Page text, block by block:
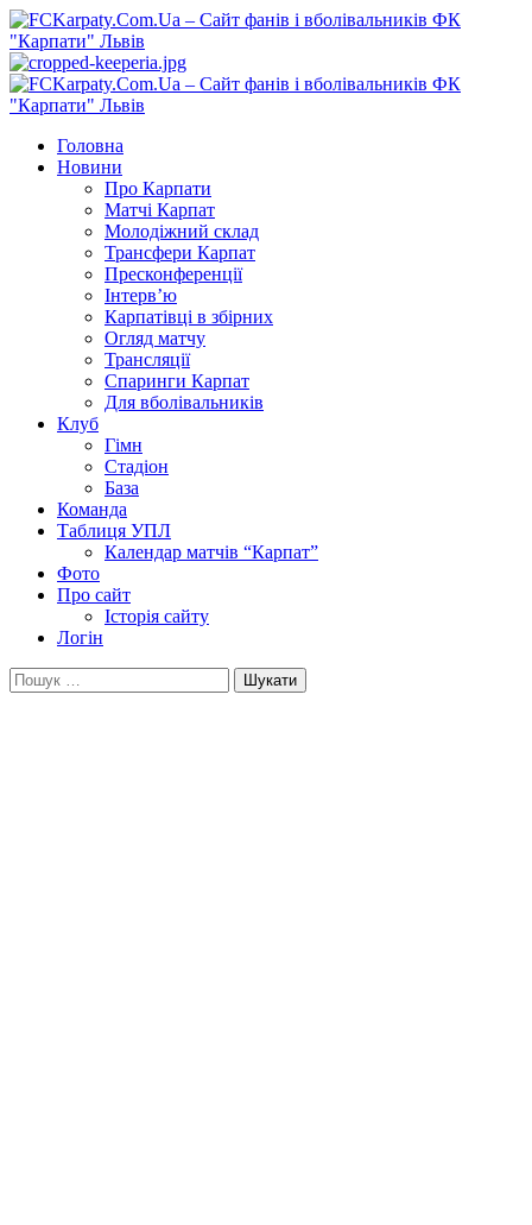
Перейти
до
вмісту
Primary
Menu
Головна
Новини
Про Карпати
Матчі Карпат
Молодіжний склад
Трансфери Карпат
Пресконференції
Інтерв’ю
Карпатівці в збірних
Огляд матчу
Трансляції
Спаринги Карпат
Для вболівальників
Клуб
Гімн
Стадіон
База
Команда
Таблиця УПЛ
Календар матчів “Карпат”
Фото
Про сайт
Історія сайту
Логін
Пошук: